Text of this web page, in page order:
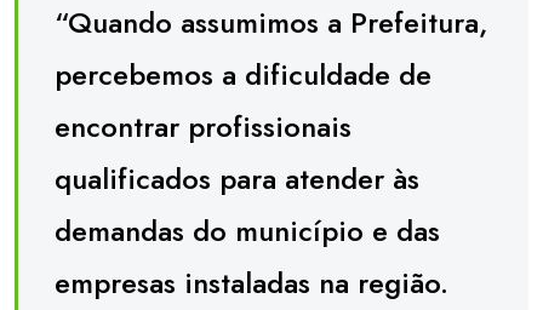
“Quando assumimos a Prefeitura,
percebemos a dificuldade de
encontrar profissionais
qualificados para atender às
demandas do município e das
empresas instaladas na região.